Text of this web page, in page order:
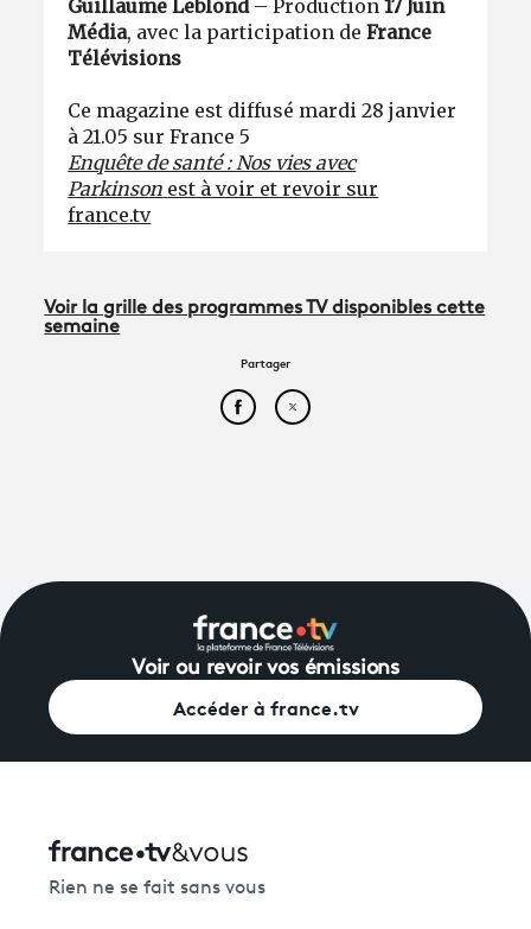
Guillaume Leblond– Production17 Juin
Média, avec la participation deFrance
Télévisions
Ce magazine est diffusé mardi 28 janvier
à 21.05 sur France 5
Enquête de santé : Nos vies avec
Parkinson est à voir et revoir sur
france.tv
Voir la grille des programmes TV disponibles cette
semaine
Partager
Partager cet article sur
Partager cet article sur
Voir ou revoir vos émissions
Accéder à france.tv
Rien ne se fait sans vous